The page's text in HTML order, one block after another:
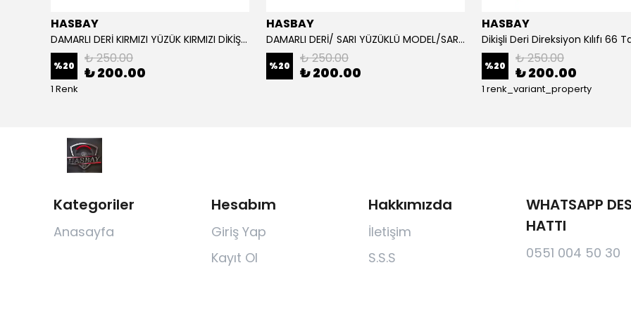
HASBAY
DAMARLI DERİ KIRMIZI YÜZÜK KIRMIZI DİKİŞLİ VW CRAFTER İÇİN İP İĞNE DAHİL
%20 ₺ 250.00
₺ 200.00
1 Renk
HASBAY
DAMARLI DERİ/ SARI YÜZÜKLÜ MODEL/SARI DİKİŞLİ/HIZLI KARGO
%20 ₺ 250.00
₺ 200.00
HASBAY
%20 ₺ 250.00
₺ 200.00
1 renk_variant_property
Kategoriler
Anasayfa
Hesabım
Giriş Yap
Kayıt Ol
Hakkımızda
İletişim
S.S.S
WHATSAPP
HATTI
0551 004 50 30